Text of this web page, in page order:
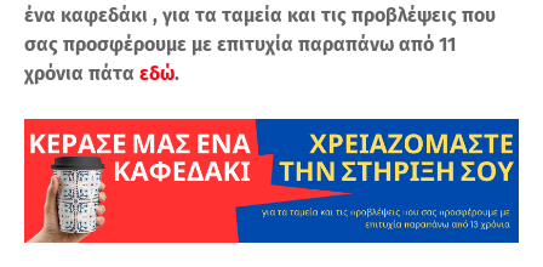
ένα καφεδάκι , για τα ταμεία και τις προβλέψεις που
σας προσφέρουμε με επιτυχία παραπάνω από 11
χρόνια πάτα εδώ.